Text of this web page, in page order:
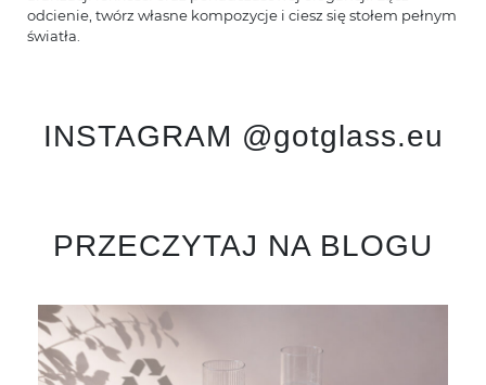
odcienie, twórz własne kompozycje i ciesz się stołem pełnym
światła.
INSTAGRAM @gotglass.eu
PRZECZYTAJ NA BLOGU